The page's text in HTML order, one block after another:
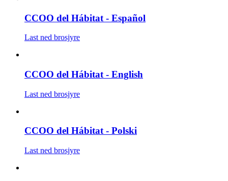
CCOO del Hábitat - Español
Last ned brosjyre
CCOO del Hábitat - English
Last ned brosjyre
CCOO del Hábitat - Polski
Last ned brosjyre